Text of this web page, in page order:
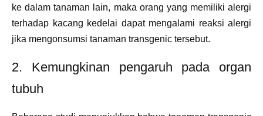
ke dalam tanaman lain, maka orang yang memiliki alergi
terhadap kacang kedelai dapat mengalami reaksi alergi
jika mengonsumsi tanaman transgenic tersebut.
2. Kemungkinan pengaruh pada organ
tubuh